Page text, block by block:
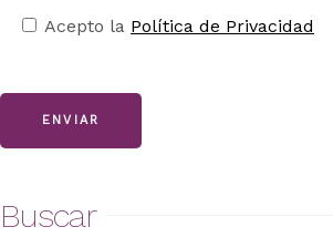
Acepto la Política de Privacidad
ENVIAR
Buscar